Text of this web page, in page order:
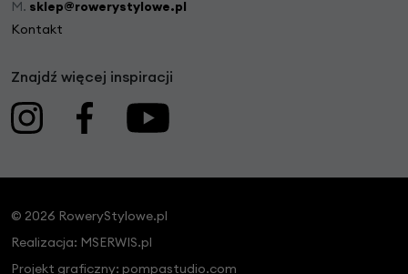
M. sklep@rowerystylowe.pl
Kontakt
Znajdź więcej inspiracji
© 2026 RoweryStylowe.pl
Realizacja: MSERWIS.pl
Projekt graficzny: pompastudio.com